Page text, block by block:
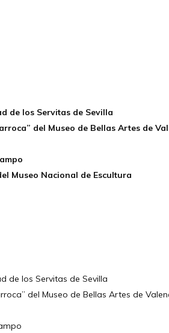
de los Servitas de Sevilla
del Museo de Bellas Artes de
Museo Nacional de Escultura
de los Servitas de Sevilla
del Museo de Bellas Artes de